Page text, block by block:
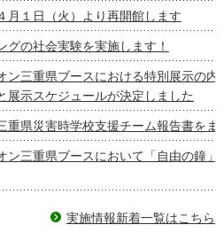
月１日（火）より再開館します
の社会実験を実施します！
ン三重県ブースにおける特別展示の内
展示スケジュールが決定しました
重県災害時学校支援チーム報告書をま
ン三重県ブースにおいて「自由の鐘」
実施情報新着一覧はこちら